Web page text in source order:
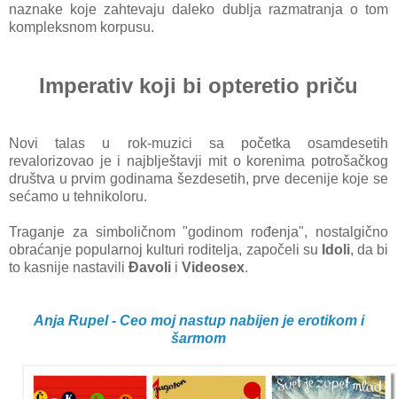
naznake koje zahtevaju daleko dublja razmatranja o tom
kompleksnom korpusu.
Imperativ koji bi opteretio priču
Novi talas u rok-muzici sa početka osamdesetih
revalorizovao je i najblještavji mit o korenima potrošačkog
društva u prvim godinama šezdesetih, prve decenije koje se
sećamo u tehnikoloru.
Traganje za simboličnom "godinom rođenja", nostalgično
obraćanje popularnoj kulturi roditelja, započeli su Idoli, da bi
to kasnije nastavili Đavoli i Videosex.
Anja Rupel - Ceo moj nastup nabijen je erotikom i
šarmom